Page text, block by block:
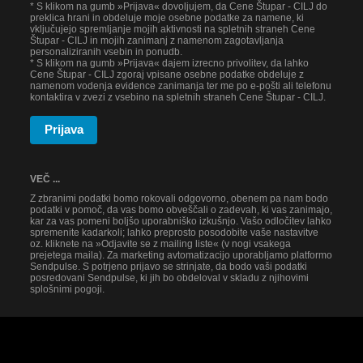
* S klikom na gumb »Prijava« dovoljujem, da Cene Štupar - CILJ do
preklica hrani in obdeluje moje osebne podatke za namene, ki
vključujejo spremljanje mojih aktivnosti na spletnih straneh Cene
Štupar - CILJ in mojih zanimanj z namenom zagotavljanja
personaliziranih vsebin in ponudb.
* S klikom na gumb »Prijava« dajem izrecno privolitev, da lahko
Cene Štupar - CILJ zgoraj vpisane osebne podatke obdeluje z
namenom vodenja evidence zanimanja ter me po e-pošti ali telefonu
kontaktira v zvezi z vsebino na spletnih straneh Cene Štupar - CILJ.
Prijava
VEČ ...
Z zbranimi podatki bomo rokovali odgovorno, obenem pa nam bodo
podatki v pomoč, da vas bomo obveščali o zadevah, ki vas zanimajo,
kar za vas pomeni boljšo uporabniško izkušnjo. Vašo odločitev lahko
spremenite kadarkoli; lahko preprosto posodobite vaše nastavitve
oz. kliknete na »Odjavite se z mailing liste« (v nogi vsakega
prejetega maila). Za marketing avtomatizacijo uporabljamo platformo
Sendpulse. S potrjeno prijavo se strinjate, da bodo vaši podatki
posredovani Sendpulse, ki jih bo obdeloval v skladu z njihovimi
splošnimi pogoji.